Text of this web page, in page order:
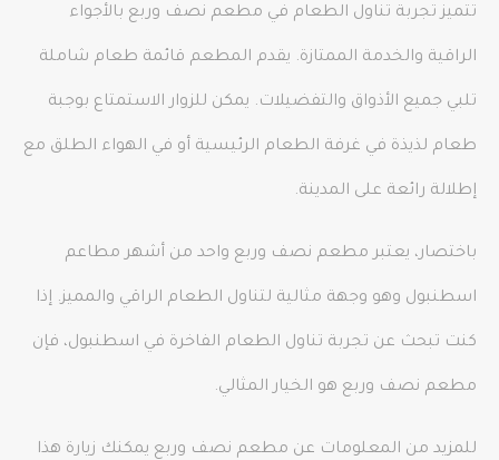
تتميز تجربة تناول الطعام في مطعم نصف وربع بالأجواء
الراقية والخدمة الممتازة. يقدم المطعم قائمة طعام شاملة
تلبي جميع الأذواق والتفضيلات. يمكن للزوار الاستمتاع بوجبة
طعام لذيذة في غرفة الطعام الرئيسية أو في الهواء الطلق مع
إطلالة رائعة على المدينة.
باختصار، يعتبر مطعم نصف وربع واحد من أشهر مطاعم
اسطنبول وهو وجهة مثالية لتناول الطعام الراقي والمميز. إذا
كنت تبحث عن تجربة تناول الطعام الفاخرة في اسطنبول، فإن
مطعم نصف وربع هو الخيار المثالي.
للمزيد من المعلومات عن مطعم نصف وربع يمكنك زيارة هذا